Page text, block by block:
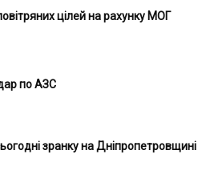
цілей на рахунку МОГ
по АЗС
зранку на Дніпропетровщині